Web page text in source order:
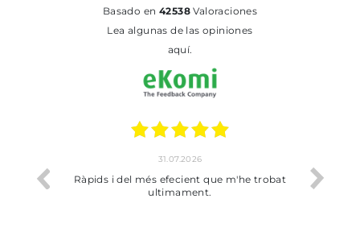
basado en 42538Valoraciones
Lea algunas de las opiniones
aquí.
que m'he trobat
Bien pero soy de Vilafranca y no me ha
dejado recoger en tienda